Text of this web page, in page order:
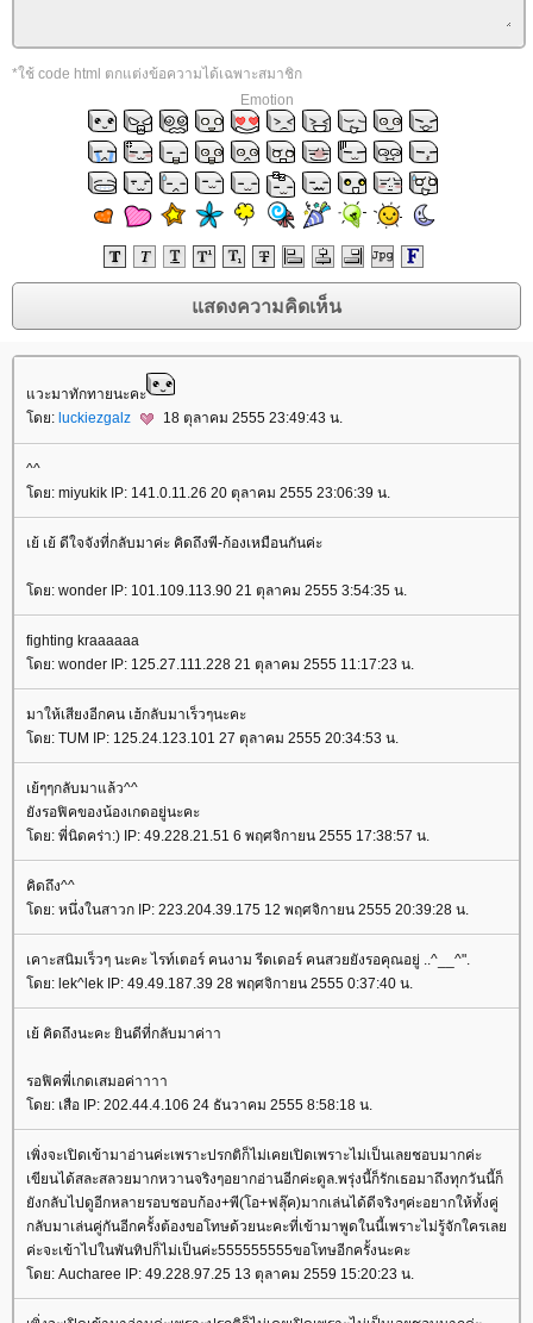
*ใช้ code html ตกแต่งข้อความได้เฉพาะสมาชิก
Emotion
วะมาทักทายนะคะ
ดย: luckiezgalz 18 ตุลาคม 2555 23:49:43 น.
^^
ดย: miyukik IP: 141.0.11.26 20 ตุลาคม 2555 23:06:39 น.
เย้ เย้ ดีใจจังที่กลับมาค่ะ คิดถึงพี-ก้องเหมือนกันค่ะ
ดย: wonder IP: 101.109.113.90 21 ตุลาคม 2555 3:54:35 น.
fighting kraaaaaa
ดย: wonder IP: 125.27.111.228 21 ตุลาคม 2555 11:17:23 น.
มาให้เสียงอีกคน เฮ้กลับมาเร็วๆนะคะ
ดย: TUM IP: 125.24.123.101 27 ตุลาคม 2555 20:34:53 น.
เย้ๆๆกลับมาแล้ว^^
ังรอฟิคของน้องเกดอยู่นะคะ
ดย: พี่นิดคร่า:) IP: 49.228.21.51 6 พฤศจิกายน 2555 17:38:57 น.
คิดถึง^^
ดย: หนึ่งในสาวก IP: 223.204.39.175 12 พฤศจิกายน 2555 20:39:28 น.
เคาะสนิมเร็วๆ นะคะ ไรท์เตอร์ คนงาม รีดเดอร์ คนสวยยังรอคุณอยู่ ..^__^".
ดย: lek^lek IP: 49.49.187.39 28 พฤศจิกายน 2555 0:37:40 น.
เย้ คิดถึงนะคะ ยินดีที่กลับมาค่าา
รอฟิคพี่เกดเสมอค่าาาา
ดย: เสือ IP: 202.44.4.106 24 ธันวาคม 2555 8:58:18 น.
เพิ่งจะเปิดเข้ามาอ่านค่ะเพราะปรกติก็ไม่เคยเปิดเพราะไม่เป็นเลยชอบมากค่ะ
เขียนได้สละสลวยมากหวานจริงๆอยากอ่านอีกค่ะดูล.พรุ่งนี้ก็รักเธอมาถึงทุกวันนี้ก็
ังกลับไปดูอีกหลายรอบชอบก้อง+พี(โอ+ฟลุ๊ค)มากเล่นได้ดีจริงๆค่ะอยากให้ทั้งคู่
กลับมาเล่นคู่กันอีกครั้งต้องขอโทษด้วยนะคะที่เข้ามาพูดในนี้เพราะไม่รู้จักใครเล
ค่ะจะเข้าไปในพันทิปก็ไม่เป็นค่ะ555555555ขอโทษอีกครั้งนะคะ
ดย: Aucharee IP: 49.228.97.25 13 ตุลาคม 2559 15:20:23 น.